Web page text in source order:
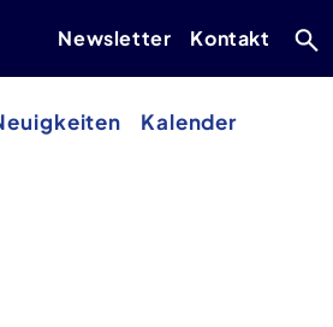
Newsletter Kontakt
Kalender